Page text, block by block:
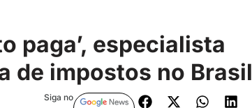
paga’, especialista
de impostos no Brasil
Siga no